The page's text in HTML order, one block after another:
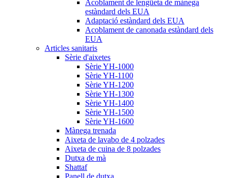
Acoblament de lengüeta de mànega
estàndard dels EUA
Adaptació estàndard dels EUA
Acoblament de canonada estàndard dels
EUA
Articles sanitaris
Sèrie d'aixetes
Sèrie YH-1000
Sèrie YH-1100
Sèrie YH-1200
Sèrie YH-1300
Sèrie YH-1400
Sèrie YH-1500
Sèrie YH-1600
Mànega trenada
Aixeta de lavabo de 4 polzades
Aixeta de cuina de 8 polzades
Dutxa de mà
Shattaf
Panell de dutxa